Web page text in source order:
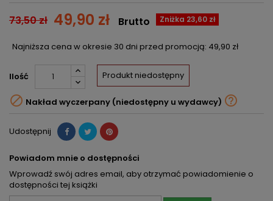
73,50 zł 49,90 zł Zniżka 23,60 zł
Brutto
Najniższa cena w okresie 30 dni przed promocją: 49,90 zł
Ilość Produkt niedostępny
 Nakład wyczerpany (niedostępny u wydawcy) 
Udostępnij
Powiadom mnie o dostępności
Wprowadź swój adres email, aby otrzymać powiadomienie o
dostępności tej książki